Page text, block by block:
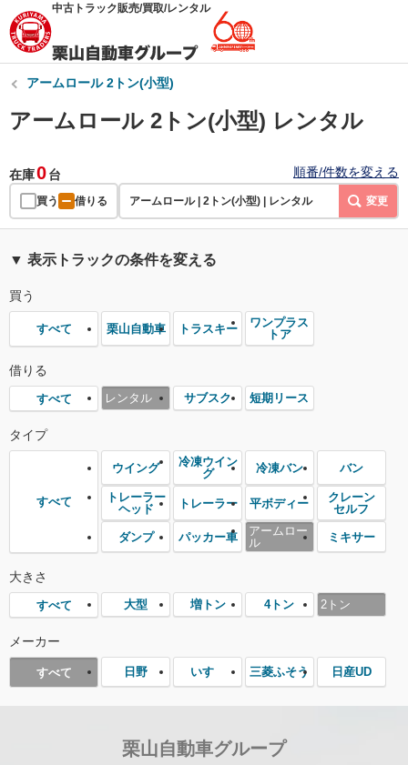
中古トラック販売/買取/レンタル
アームロール 2トン(小型)
アームロール 2トン(小型) レンタル
在庫0台 順番/件数を変える
買う 借りる アームロール | 2トン(小型) | レンタル 変更
▼ 表示トラックの条件を変える
買う
すべて 栗山自動車 トラスキー
ワンプラス
トア
借りる
すべて レンタル サブスク 短期リース
タイプ
すべて
ウイング
冷凍ウイン
グ
冷凍バン バン
トレーラー
ヘッド
トレーラー 平ボディー
クレーン
セルフ
ダンプ パッカー車
アームロー
ル
ミキサー
大きさ
すべて 大型 増トン 4トン 2トン
メーカー
すべて 日野 いすゞ 三菱ふそう 日産UD
栗山自動車グループ